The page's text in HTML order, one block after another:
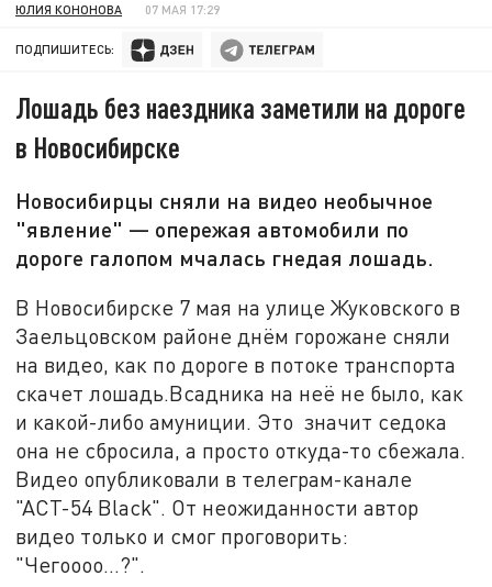
ЮЛИЯ КОНОНОВА 07 МАЯ 17:29
ПОДПИШИТЕСЬ:
Лошадь без наездника заметили на дороге
в Новосибирске
Новосибирцы сняли на видео необычное
"явление" — опережая автомобили по
дороге галопом мчалась гнедая лошадь.
В Новосибирске 7 мая на улице Жуковского в
Заельцовском районе днём горожане сняли
на видео, как по дороге в потоке транспорта
скачет лошадь.Всадника на неё не было, как
и какой-либо амуниции. Это значит седока
она не сбросила, а просто откуда-то сбежала.
Видео опубликовали в телеграм-канале
"АСТ-54 Black". От неожиданности автор
видео только и смог проговорить:
"Чегоооо...?".